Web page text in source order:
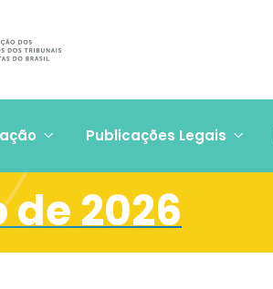
Publicações Legais
de 2026